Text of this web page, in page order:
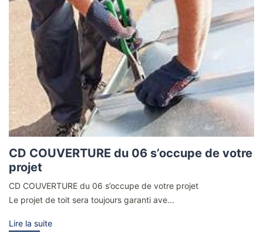
CD COUVERTURE du 06 s’occupe de votre
projet
CD COUVERTURE du 06 s’occupe de votre projet
Le projet de toit sera toujours garanti ave...
Lire la suite